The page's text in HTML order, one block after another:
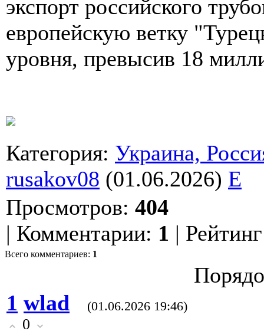
экспорт российского
европейскую ветку
уровня, превысив 18
Категория: Украина,
rusakov08 (01.06.2026) E
Просмотров: 404
| Комментарии: 1 | Рейтинг
Всего комментариев: 1
1 wlad (01.06.2026 19:46)
0